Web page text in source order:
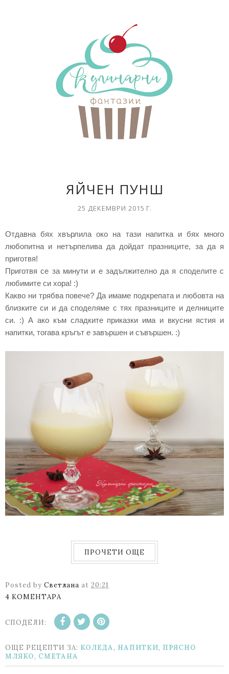
ЯЙЧЕН ПУНШ
25 ДЕКЕМВРИ 2015 Г.
Отдавна бях хвърлила око на тази напитка и бях много
любопитна и нетърпелива да дойдат празниците, за да я
приготвя!
Приготвя се за минути и е задължително да я споделите с
любимите си хора! :)
Какво ни трябва повече? Да имаме подкрепата и любовта на
близките си и да споделяме с тях празниците и делниците
си. :) А ако към сладките приказки има и вкусни ястия и
напитки, тогава кръгът е завършен и съвършен. :)
ПРОЧЕТИ ОЩЕ
Posted by Светлана at 20:21
4 КОМЕНТАРА
СПОДЕЛИ:
ОЩЕ РЕЦЕПТИ ЗА: КОЛЕДА, НАПИТКИ, ПРЯСНО
МЛЯКО, СМЕТАНА